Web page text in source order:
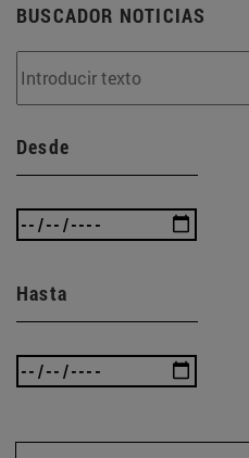
BUSCADOR NOTICIAS
Desde
Hasta